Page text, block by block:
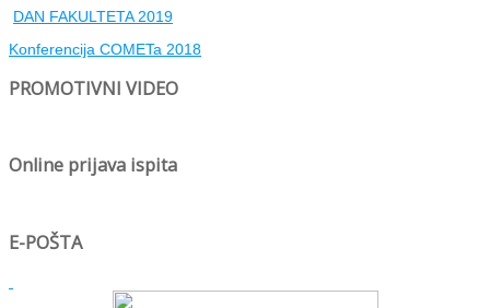
DAN FAKULTETA 2019
Konferencija COMETa 2018
PROMOTIVNI VIDEO
Online prijava ispita
E-POŠTA